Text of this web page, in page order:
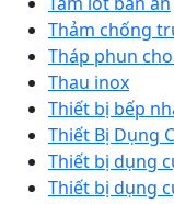
Thảm chống
Tháp phun
Thau inox
Thiết bị bếp
Thiết Bị Dụng
Thiết bị dụng
Thiết bị dụng